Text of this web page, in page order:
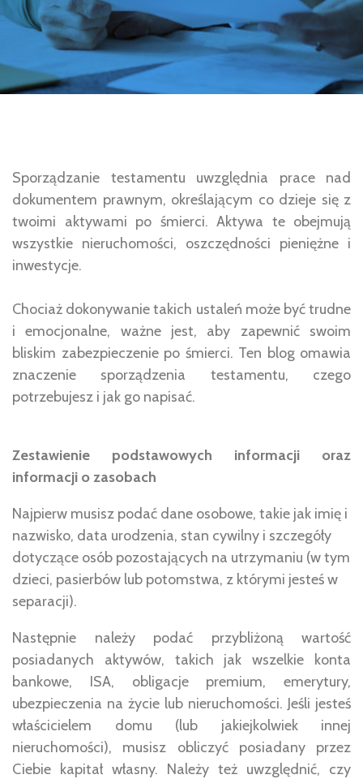
Sporządzanie testamentu uwzględnia prace nad
dokumentem prawnym, określającym co dzieje się z
twoimi aktywami po śmierci. Aktywa te obejmują
wszystkie nieruchomości, oszczędności pieniężne i
inwestycje.
Chociaż dokonywanie takich ustaleń może być trudne
i emocjonalne, ważne jest, aby zapewnić swoim
bliskim zabezpieczenie po śmierci. Ten blog omawia
znaczenie sporządzenia testamentu, czego
potrzebujesz i jak go napisać.
Zestawienie podstawowych informacji oraz
informacji o zasobach
Najpierw musisz podać dane osobowe, takie jak imię i
nazwisko, data urodzenia, stan cywilny i szczegóły
dotyczące osób pozostających na utrzymaniu (w tym
dzieci, pasierbów lub potomstwa, z którymi jesteś w
separacji).
Następnie należy podać przybliżoną wartość
posiadanych aktywów, takich jak wszelkie konta
bankowe, ISA, obligacje premium, emerytury,
ubezpieczenia na życie lub nieruchomości. Jeśli jesteś
właścicielem domu (lub jakiejkolwiek innej
nieruchomości), musisz obliczyć posiadany przez
Ciebie kapitał własny. Należy też uwzględnić, czy